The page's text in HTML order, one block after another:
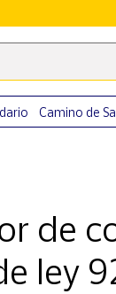
Camino de
de
ley